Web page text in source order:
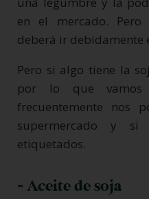
en el mercado. Pero
deberá ir debidamente
Pero si algo tiene la
por lo que
frecuentemente nos
supermercado y
etiquetados.
- Aceite de soja